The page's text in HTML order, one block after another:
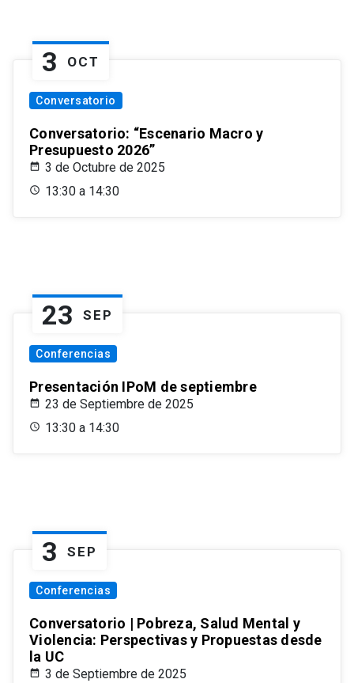
3 OCT
Conversatorio
Conversatorio: “Escenario Macro y
Presupuesto 2026”
3 de Octubre de 2025
13:30 a 14:30
23 SEP
Conferencias
Presentación IPoM de septiembre
23 de Septiembre de 2025
13:30 a 14:30
3 SEP
Conferencias
Conversatorio | Pobreza, Salud Mental y
Violencia: Perspectivas y Propuestas desde
la UC
3 de Septiembre de 2025